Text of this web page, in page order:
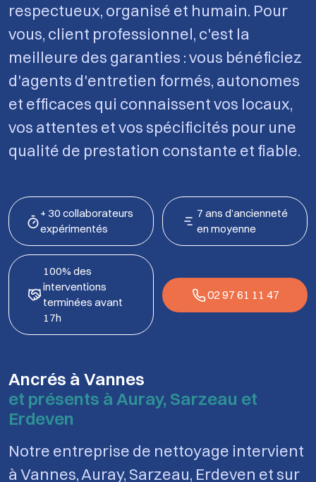
respectueux, organisé et humain. Pour
vous, client professionnel, c'est la
meilleure des garanties : vous bénéficiez
d'agents d'entretien formés, autonomes
et efficaces qui connaissent vos locaux,
vos attentes et vos spécificités pour une
qualité de prestation constante et fiable.
+ 30 collaborateurs
expérimentés
7 ans d’ancienneté
en moyenne
100% des
interventions
terminées avant
17h
02 97 61 11 47
Ancrés à Vannes
et présents à Auray, Sarzeau et
Erdeven
Notre entreprise de nettoyage intervient
à Vannes, Auray, Sarzeau, Erdeven et sur